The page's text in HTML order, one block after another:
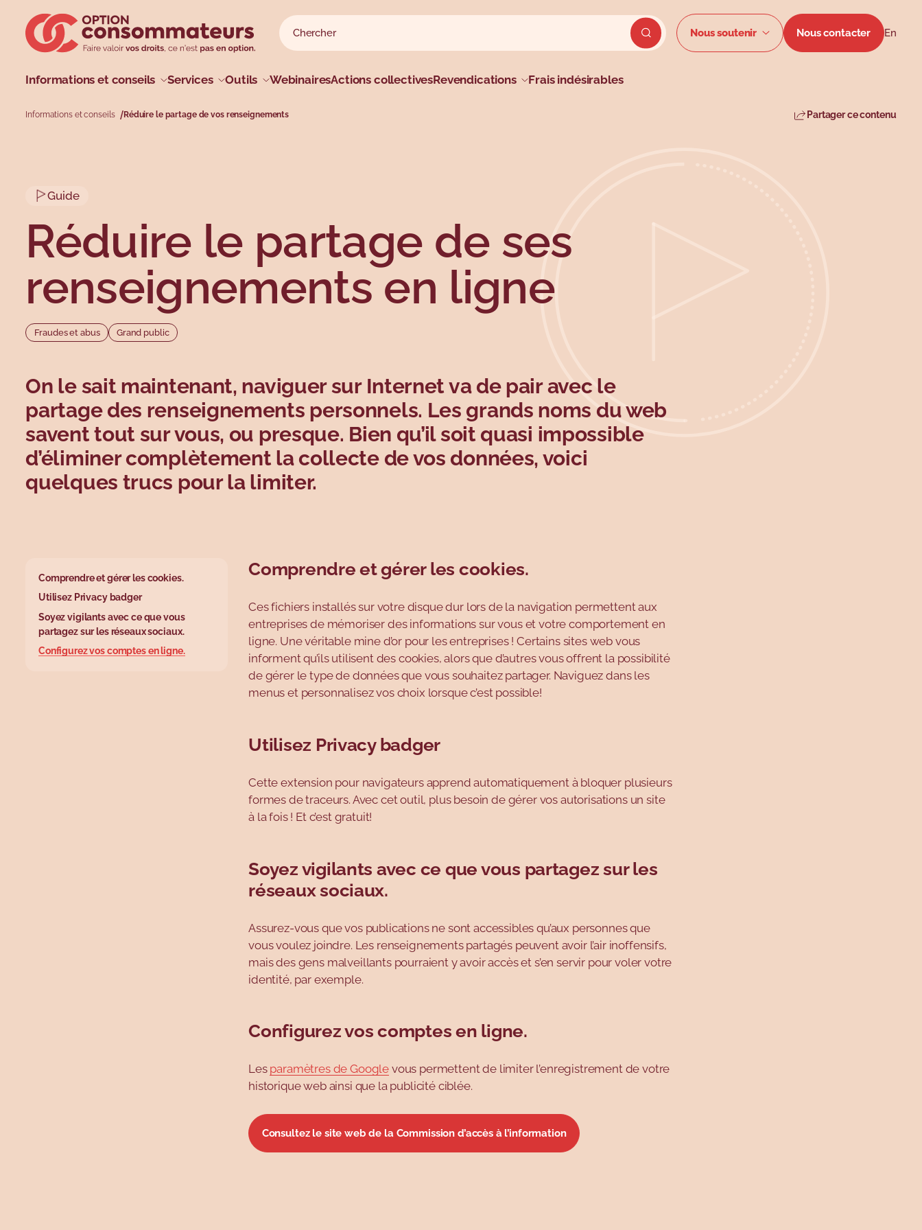
Rechercher sur le site
Rechercher
Envoyer la recherche du site
Menu
Nous soutenir Nous contacter En
Menu principal
Informations et conseils
Profils Sujets
Services Outils WebinairesActions collectivesRevendications
Types Sujets
Frais indésirables
Informations et conseils Réduire le partage de vos renseignements Partager ce contenu
Guide
Réduire le partage de ses
renseignements en ligne
Fraudes et abus Grand public
On le sait maintenant, naviguer sur Internet va de pair avec le
partage des renseignements personnels. Les grands noms du web
savent tout sur vous, ou presque. Bien qu’il soit quasi impossible
d’éliminer complètement la collecte de vos données, voici
quelques trucs pour la limiter.
base.wysiwyg.table-of-contents
Comprendre et gérer les cookies.
Utilisez Privacy badger
Soyez vigilants avec ce que vous
partagez sur les réseaux sociaux.
Configurez vos comptes en ligne.
Comprendre et gérer les cookies.
Ces fichiers installés sur votre disque dur lors de la navigation permettent aux
entreprises de mémoriser des informations sur vous et votre comportement en
ligne. Une véritable mine d’or pour les entreprises ! Certains sites web vous
informent qu’ils utilisent des cookies, alors que d’autres vous offrent la possibilité
de gérer le type de données que vous souhaitez partager. Naviguez dans les
menus et personnalisez vos choix lorsque c’est possible!
Utilisez Privacy badger
Cette extension pour navigateurs apprend automatiquement à bloquer plusieurs
formes de traceurs. Avec cet outil, plus besoin de gérer vos autorisations un site
à la fois ! Et c’est gratuit!
Soyez vigilants avec ce que vous partagez sur les
réseaux sociaux.
Assurez-vous que vos publications ne sont accessibles qu’aux personnes que
vous voulez joindre. Les renseignements partagés peuvent avoir l’air inoffensifs,
mais des gens malveillants pourraient y avoir accès et s’en servir pour voler votre
identité, par exemple.
Configurez vos comptes en ligne.
Les paramètres de Google vous permettent de limiter l’enregistrement de votre
historique web ainsi que la publicité ciblée.
Consultez le site web de la Commission d’accès à l’information